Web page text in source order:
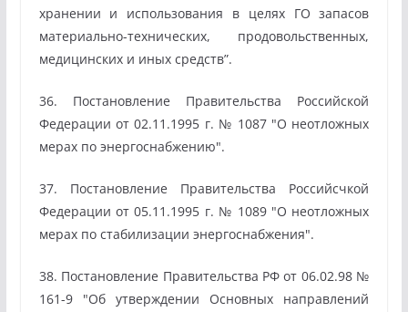
хранении и использования в целях ГО запасов
материально-технических, продовольственных,
медицинских и иных средств”.
36. Постановление Правительства Российской
Федерации от 02.11.1995 г. № 1087 "О неотложных
мерах по энергоснабжению".
37. Постановление Правительства Российсчкой
Федерации от 05.11.1995 г. № 1089 "О неотложных
мерах по стабилизации энергоснабжения".
38. Постановление Правительства РФ от 06.02.98 №
161-9 "Об утверждении Основных направлений